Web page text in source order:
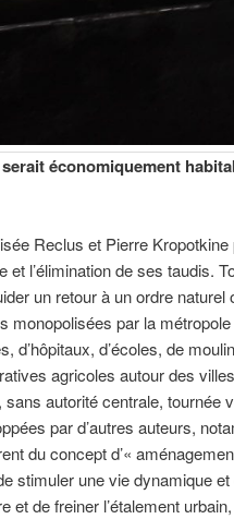
économiquement
Reclus et Pierre Kropotkine
l’élimination de ses taudis.
un retour à un ordre naturel
monopolisées par la
d’hôpitaux, d’écoles, de
agricoles autour des
sans autorité centrale, tournée
par d’autres auteurs,
du concept d’«
stimuler une vie dynamique et
et de freiner l’étalement